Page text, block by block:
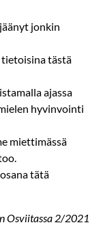
jonkin
tietoisina tästä
ajassa
hyvinvointi
miettimässä
tätä
Osviitassa 2/2021